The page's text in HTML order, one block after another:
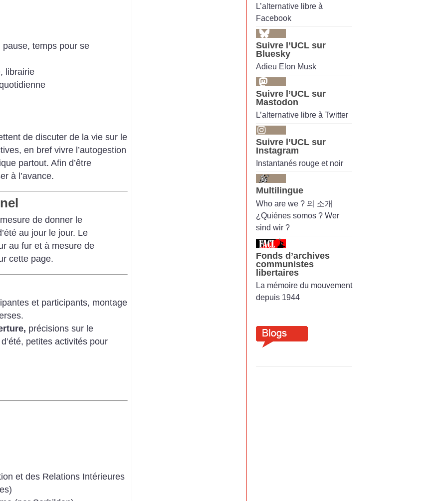
temps pour se
librairie
de discuter de la vie sur le
en bref vivre l’autogestion
partout. Afin d’être
à l’avance.
de donner le
au jour le jour. Le
au fur et à mesure de
cette page.
et participants, montage
précisions sur le
petites activités pour
et des Relations Intérieures
L’alternative libre à
Facebook
Suivre l’UCL sur
Bluesky
Adieu Elon Musk
Suivre l’UCL sur
Mastodon
L’alternative libre à Twitter
Suivre l’UCL sur
Instagram
Instantanés rouge et noir
Multilingue
Who are we ? 의 소개
¿Quiénes somos ? Wer
sind wir ?
Fonds d’archives
communistes
libertaires
La mémoire du mouvement
depuis 1944